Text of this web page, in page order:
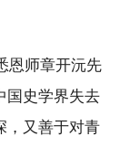
恩师章开沅先
国史学界失去
，又善于对青